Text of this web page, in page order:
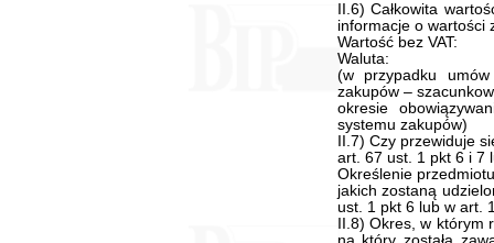
II.6) Całkowita
informacje o wartości
Wartość bez VAT:
Waluta:
(w przypadku
zakupów –
okresie
systemu zakupów)
II.7) Czy przewiduje
art. 67 ust. 1 pkt 6 i 7
Określenie
jakich zostaną
ust. 1 pkt 6 lub w art.
II.8) Okres, w